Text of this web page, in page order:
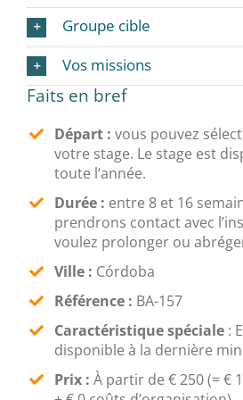
Groupe cible
Vos missions
Faits en bref
Départ : vous pouvez
votre stage. Le stage est
toute l‘année.
Durée : entre 8 et 16
prendrons contact avec
voulez prolonger ou
Ville : Córdoba
Référence : BA-157
Caractéristique spéciale :
disponible à la dernière
Prix : À partir de € 250 (= €